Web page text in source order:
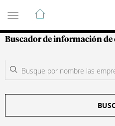
Guía de Empresas
Buscador de información de